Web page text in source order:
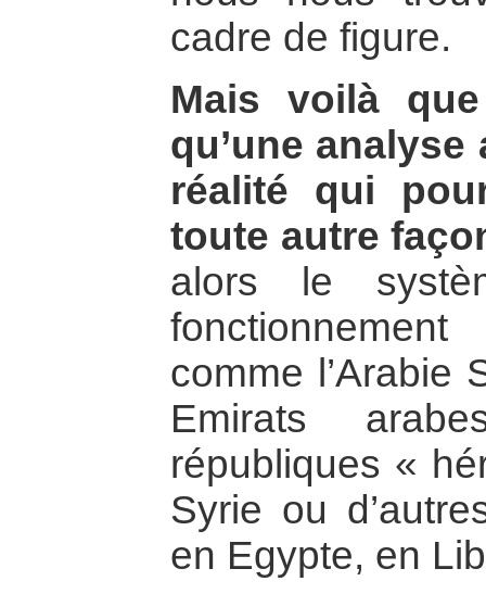
cadre de figure.
Mais voilà
qu’une analyse
réalité qui
toute autre
alors le
comme l’Arabie
Emirats
républiques «
Syrie ou
en Egypte, en